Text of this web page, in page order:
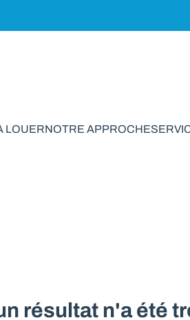
LOUERNOTRE APPROCHE
résultat n'a été